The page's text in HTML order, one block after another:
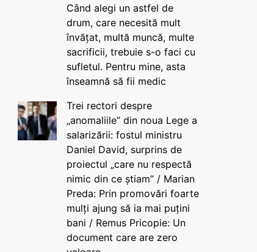
Când alegi un astfel de
drum, care necesită mult
învățat, multă muncă, multe
sacrificii, trebuie s-o faci cu
sufletul. Pentru mine, asta
înseamnă să fii medic
Trei rectori despre
„anomaliile” din noua Lege a
salarizării: fostul ministru
Daniel David, surprins de
proiectul „care nu respectă
nimic din ce știam” / Marian
Preda: Prin promovări foarte
mulți ajung să ia mai puțini
bani / Remus Pricopie: Un
document care are zero